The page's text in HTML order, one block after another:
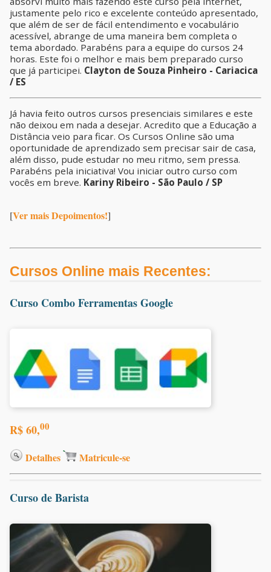
justamente pelo rico e excelente conteúdo apresentado,
que além de ser de fácil entendimento e vocabulário
acessível, abrange de uma maneira bem completa o
tema abordado. Parabéns para a equipe do cursos 24
horas. Este foi o melhor e mais bem preparado curso
que já participei. Clayton de Souza Pinheiro - Cariacica
/ ES
Já havia feito outros cursos presenciais similares e este
não deixou em nada a desejar. Acredito que a Educação a
Distância veio para ficar. Os Cursos Online são uma
oportunidade de aprendizado sem precisar sair de casa,
além disso, pude estudar no meu ritmo, sem pressa.
Parabéns pela iniciativa! Vou iniciar outro curso com
vocês em breve. Kariny Ribeiro - São Paulo / SP
[Ver mais Depoimentos!]
Cursos Online mais Recentes:
Curso Combo Ferramentas Google
R$ 60,00
Detalhes Matricule-se
Curso de Barista